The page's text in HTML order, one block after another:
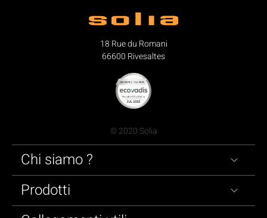
18 Rue du Romani
66600 Rivesaltes
© 2020 Solia
Chi siamo ?
Prodotti